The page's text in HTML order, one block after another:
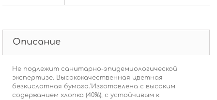
Описание
Не подлежит санитарно-эпидемиологической
экспертизе. Высококачественная цветная
безкислотная бумага.'Изготовлена с высоким
содержанием хлопка (40%), с устойчивым к